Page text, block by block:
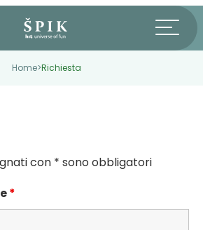
Home>Richiesta
con * sono obbligatori
*